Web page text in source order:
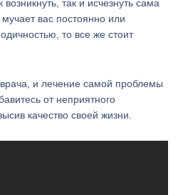
так и исчезнуть сама
вас постоянно или
то все же стоит
и лечение самой проблемы
от неприятного
качество своей жизни.